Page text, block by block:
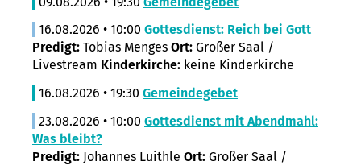
16.08.2026 • 10:00 Gottesdienst: Reich bei Gott
Predigt: Tobias Menges Ort: Großer Saal /
Livestream Kinderkirche: keine Kinderkirche
16.08.2026 • 19:30 Gemeindegebet
23.08.2026 • 10:00 Gottesdienst mit Abendmahl:
Was bleibt?
Predigt: Johannes Luithle Ort: Großer Saal /